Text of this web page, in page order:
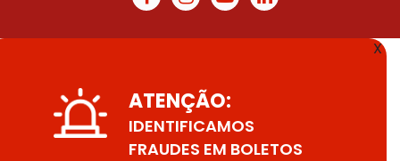
X
ATENÇÃO:
IDENTIFICAMOS
FRAUDES EM BOLETOS